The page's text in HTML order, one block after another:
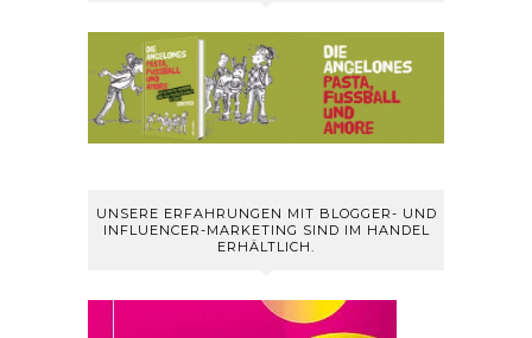
UNSERE ERFAHRUNGEN MIT BLOGGER- UND
INFLUENCER-MARKETING SIND IM HANDEL
ERHÄLTLICH.